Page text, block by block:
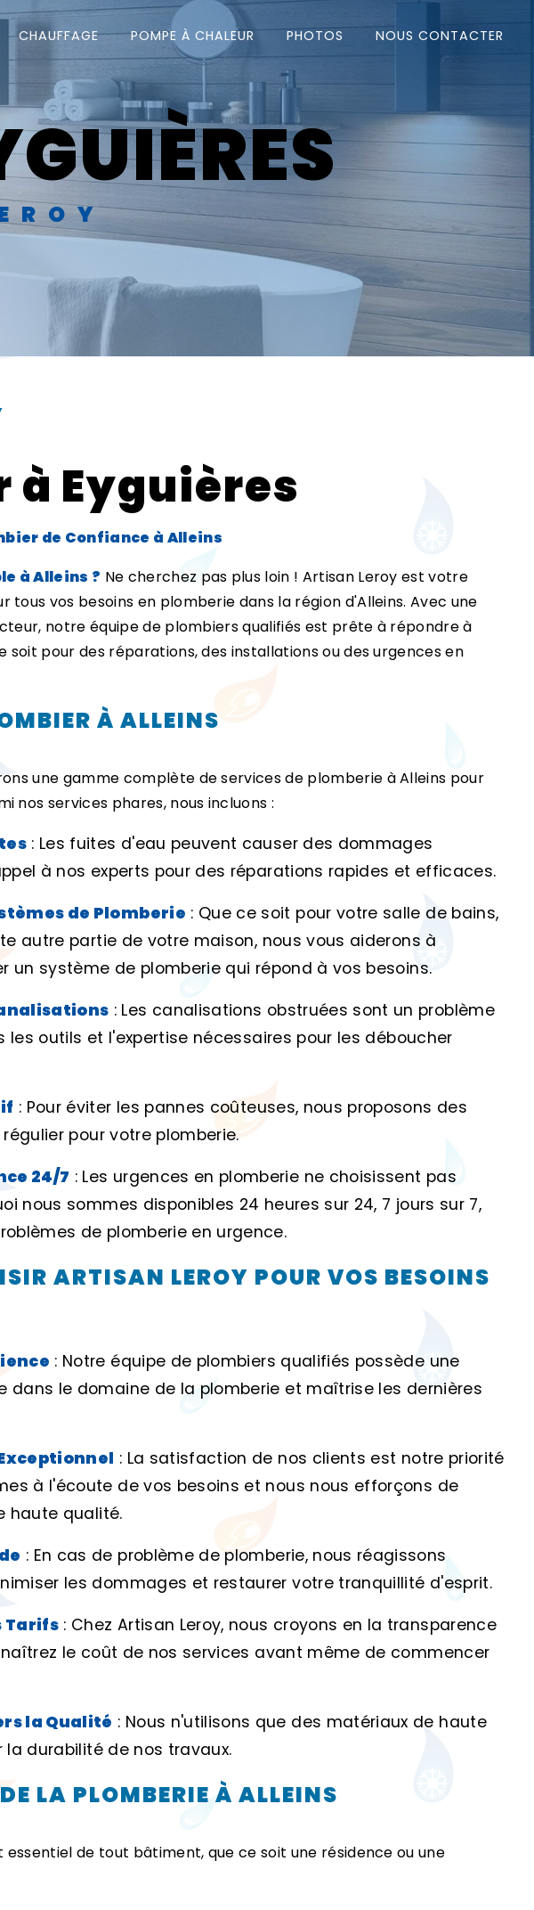
CHAUFFAGE POMPE À CHALEUR PHOTOS NOUS CONTACTER
Eyguières
de Confiance à Alleins
à Alleins ? Ne cherchez pas plus loin ! Artisan Leroy est votre
vos besoins en plomberie dans la région d'Alleins. Avec une
notre équipe de plombiers qualifiés est prête à répondre à
soit pour des réparations, des installations ou des urgences en
À ALLEINS
une gamme complète de services de plomberie à Alleins pour
nos services phares, nous incluons :
: Les fuites d'eau peuvent causer des dommages
à nos experts pour des réparations rapides et efficaces.
de Plomberie : Que ce soit pour votre salle de bains,
autre partie de votre maison, nous vous aiderons à
un système de plomberie qui répond à vos besoins.
: Les canalisations obstruées sont un problème
les outils et l'expertise nécessaires pour les déboucher
: Pour éviter les pannes coûteuses, nous proposons des
pour votre plomberie.
24/7 : Les urgences en plomberie ne choisissent pas
nous sommes disponibles 24 heures sur 24, 7 jours sur 7,
de plomberie en urgence.
ARTISAN LEROY POUR VOS BESOINS
: Notre équipe de plombiers qualifiés possède une
dans le domaine de la plomberie et maîtrise les dernières
: La satisfaction de nos clients est notre priorité
à l'écoute de vos besoins et nous nous efforçons de
haute qualité.
: En cas de problème de plomberie, nous réagissons
les dommages et restaurer votre tranquillité d'esprit.
Tarifs : Chez Artisan Leroy, nous croyons en la transparence
le coût de nos services avant même de commencer
la Qualité : Nous n'utilisons que des matériaux de haute
durabilité de nos travaux.
LA PLOMBERIE À ALLEINS
de tout bâtiment, que ce soit une résidence ou une